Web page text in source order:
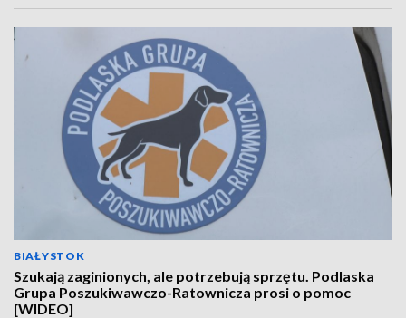
BIAŁYSTOK
Szukają zaginionych, ale potrzebują sprzętu. Podlaska
Grupa Poszukiwawczo-Ratownicza prosi o pomoc
[WIDEO]